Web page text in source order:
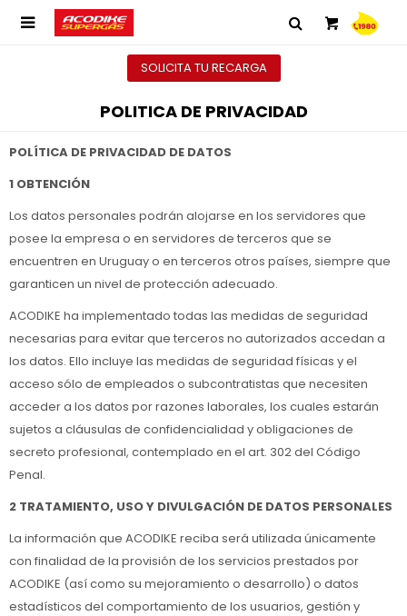

SOLICITA TU RECARGA
POLITICA DE PRIVACIDAD
POLÍTICA DE PRIVACIDAD DE DATOS
1 OBTENCIÓN
Los datos personales podrán alojarse en los servidores que
posee la empresa o en servidores de terceros que se
encuentren en Uruguay o en terceros otros países, siempre que
garanticen un nivel de protección adecuado.
ACODIKE ha implementado todas las medidas de seguridad
necesarias para evitar que terceros no autorizados accedan a
los datos. Ello incluye las medidas de seguridad físicas y el
acceso sólo de empleados o subcontratistas que necesiten
acceder a los datos por razones laborales, los cuales estarán
sujetos a cláusulas de confidencialidad y obligaciones de
secreto profesional, contemplado en el art. 302 del Código
Penal.
2 TRATAMIENTO, USO Y DIVULGACIÓN DE DATOS PERSONALES
La información que ACODIKE reciba será utilizada únicamente
con finalidad de la provisión de los servicios prestados por
ACODIKE (así como su mejoramiento o desarrollo) o datos
estadísticos del comportamiento de los usuarios, gestión y